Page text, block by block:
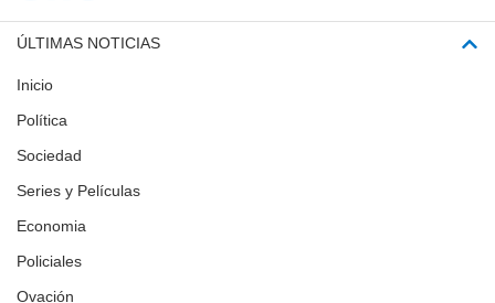
ÚLTIMAS NOTICIAS
Inicio
Política
Sociedad
Series y Películas
Economia
Policiales
Ovación